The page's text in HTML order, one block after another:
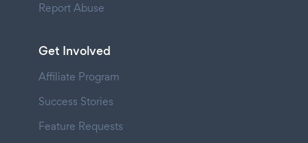
Report Abuse
Get Involved
Affiliate Program
Success Stories
Feature Requests